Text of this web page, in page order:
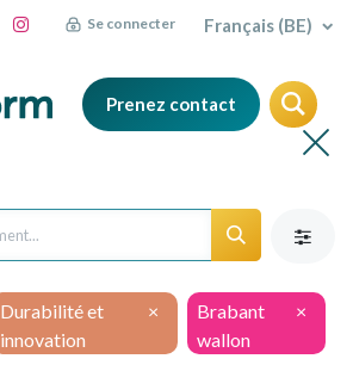
Se connecter Français (BE)
Prenez contact
Durabilité et
innovation
×
Brabant
wallon
×